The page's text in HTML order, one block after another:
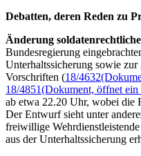
Debatten, deren Reden zu
Änderung
Bundesregierung
Unterhaltssicherung sowie
Vorschriften (18/4632
18/4851(Dokument, öffnet ein
ab etwa 22.20 Uhr, wobei die
Der Entwurf sieht unter
freiwillige
aus der Unterhaltssicherung